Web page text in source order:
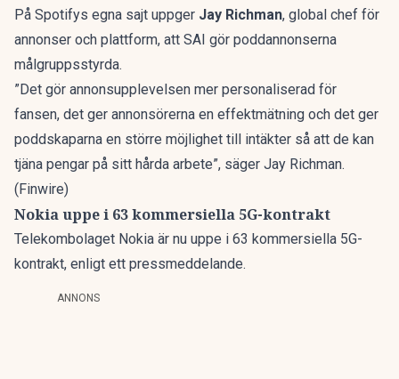
På Spotifys egna sajt uppger Jay Richman, global chef för
annonser och plattform, att SAI gör poddannonserna
målgruppsstyrda.
”Det gör annonsupplevelsen mer personaliserad för
fansen, det ger annonsörerna en effektmätning och det ger
poddskaparna en större möjlighet till intäkter så att de kan
tjäna pengar på sitt hårda arbete”, säger Jay Richman.
(Finwire)
Nokia uppe i 63 kommersiella 5G-kontrakt
Telekombolaget Nokia är nu uppe i 63 kommersiella 5G-
kontrakt, enligt ett pressmeddelande.
ANNONS